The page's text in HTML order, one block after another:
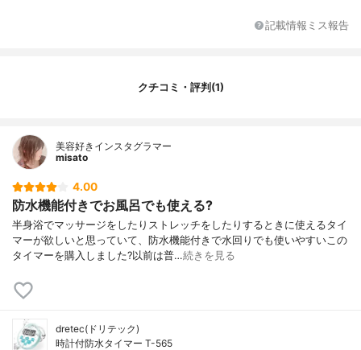
記載情報ミス報告
クチコミ・評判(1)
美容好きインスタグラマー
misato
4.00
防水機能付きでお風呂でも使える?
半身浴でマッサージをしたりストレッチをしたりするときに使えるタイ
マーが欲しいと思っていて、防水機能付きで水回りでも使いやすいこの
タイマーを購入しました?以前は普…続きを見る
dretec(ドリテック)
時計付防水タイマー T-565